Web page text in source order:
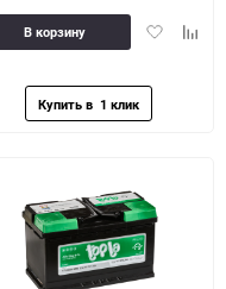
Добавить
В корзину